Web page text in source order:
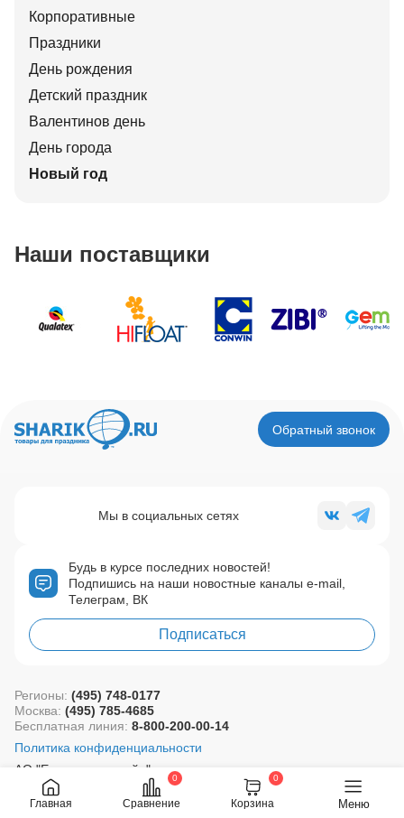
Главная Сравнение
0
Корзина
0
Меню
Корпоративные
Праздники
День рождения
Детский праздник
Валентинов день
День города
Новый год
Наши поставщики
Обратный звонок
Будь в курсе последних новостей!
Подпишись на наши новостные каналы e-mail,
Телеграм, ВК
Подписаться
Мы в социальных сетях
АО "Европа уно трейд"
Регионы: (495) 748-0177
Москва: (495) 785-4685
Бесплатная линия: 8-800-200-00-14
Политика конфиденциальности
Сделано в